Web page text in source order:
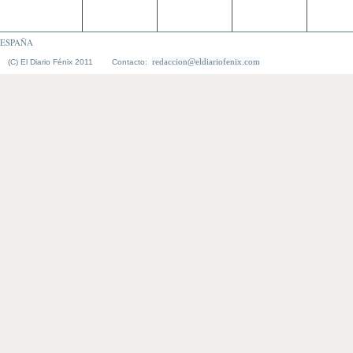
ESPAÑA
(C) El Diario Fénix 2011 Contacto: redaccion@eldiariofenix.com